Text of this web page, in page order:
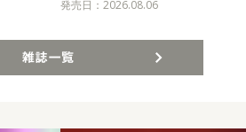
発売日：2026.08.06